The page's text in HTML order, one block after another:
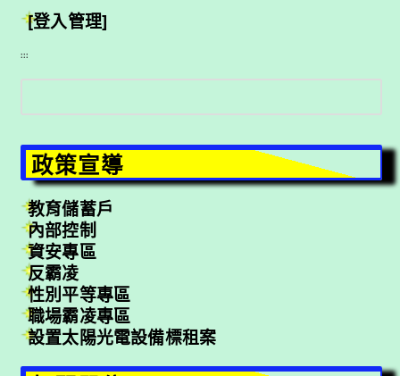
[登入管理]
:::
搜
尋
政策宣導
教育儲蓄戶
內部控制
資安專區
反霸凌
性別平等專區
職場霸凌專區
設置太陽光電設備標租案